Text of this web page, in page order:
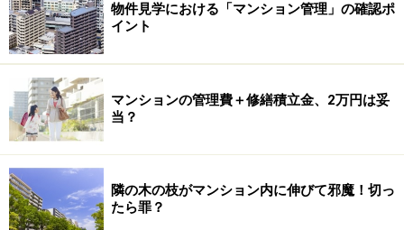
物件見学における「マンション管理」の確認ポ
イント
マンションの管理費＋修繕積立金、2万円は妥
当？
隣の木の枝がマンション内に伸びて邪魔！切っ
たら罪？